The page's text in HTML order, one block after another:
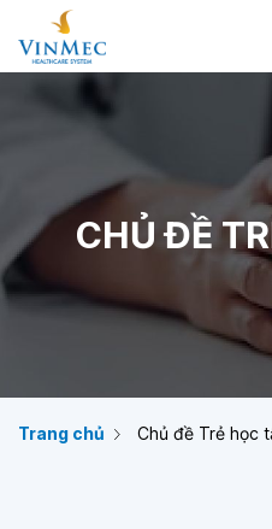
CHỦ ĐỀ
Trang chủ Chủ đề Trẻ học